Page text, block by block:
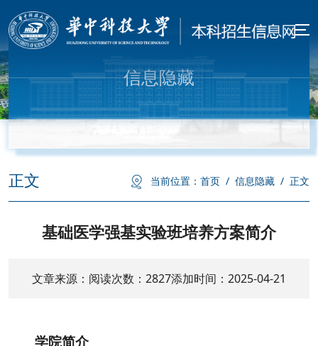
信息隐藏
正文 当前位置： 首页 / 信息隐藏 / 正文
基础医学强基实验班培养方案简介
文章来源： 阅读次数： 2827添加时间：2025-04-21
学院简介